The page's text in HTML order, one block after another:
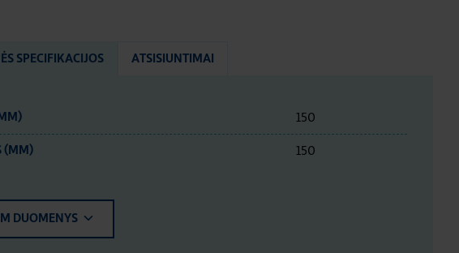
SPECIFIKACIJOS ATSISIUNTIMAI
150
(MM) 150
DUOMENYS